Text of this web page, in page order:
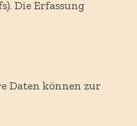
Die Erfassung
Daten können zur